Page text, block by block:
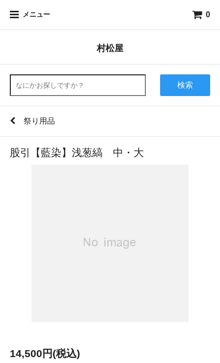
メニュー 0
村松屋
検索
祭り用品
股引【藍染】浅葱縞 中・大
14,500円(税込)